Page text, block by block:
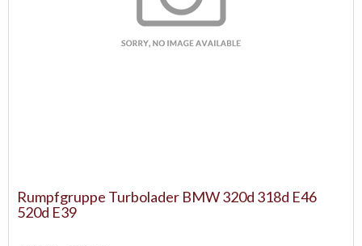
Rumpfgruppe Turbolader BMW 320d 318d E46
520d E39